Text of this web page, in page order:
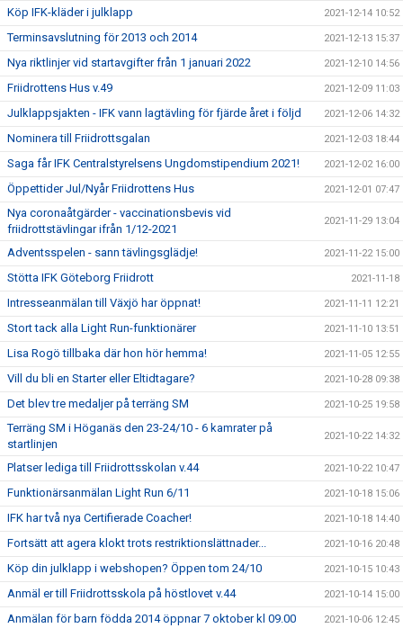
Köp IFK-kläder i julklapp 2021-12-14 10:52
Terminsavslutning för 2013 och 2014 2021-12-13 15:37
Nya riktlinjer vid startavgifter från 1 januari 2022 2021-12-10 14:56
Friidrottens Hus v.49 2021-12-09 11:03
Julklappsjakten - IFK vann lagtävling för fjärde året i följd 2021-12-06 14:32
Nominera till Friidrottsgalan 2021-12-03 18:44
Saga får IFK Centralstyrelsens Ungdomstipendium 2021! 2021-12-02 16:00
Öppettider Jul/Nyår Friidrottens Hus 2021-12-01 07:47
Nya coronaåtgärder - vaccinationsbevis vid
friidrottstävlingar ifrån 1/12-2021
2021-11-29 13:04
Adventsspelen - sann tävlingsglädje! 2021-11-22 15:00
Stötta IFK Göteborg Friidrott 2021-11-18
Intresseanmälan till Växjö har öppnat! 2021-11-11 12:21
Stort tack alla Light Run-funktionärer 2021-11-10 13:51
Lisa Rogö tillbaka där hon hör hemma! 2021-11-05 12:55
Vill du bli en Starter eller Eltidtagare? 2021-10-28 09:38
Det blev tre medaljer på terräng SM 2021-10-25 19:58
Terräng SM i Höganäs den 23-24/10 - 6 kamrater på
startlinjen
2021-10-22 14:32
Platser lediga till Friidrottsskolan v.44 2021-10-22 10:47
Funktionärsanmälan Light Run 6/11 2021-10-18 15:06
IFK har två nya Certifierade Coacher! 2021-10-18 14:40
Fortsätt att agera klokt trots restriktionslättnader... 2021-10-16 20:48
Köp din julklapp i webshopen? Öppen tom 24/10 2021-10-15 10:43
Anmäl er till Friidrottsskola på höstlovet v.44 2021-10-14 15:00
Anmälan för barn födda 2014 öppnar 7 oktober kl 09.00 2021-10-06 12:45